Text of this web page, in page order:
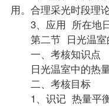
用。合理采光时段理
3、应用 所在地日
第二节 日光温室
一、考核知识点
日光温室中的热量
二、考核目标
1、识记 热量平衡